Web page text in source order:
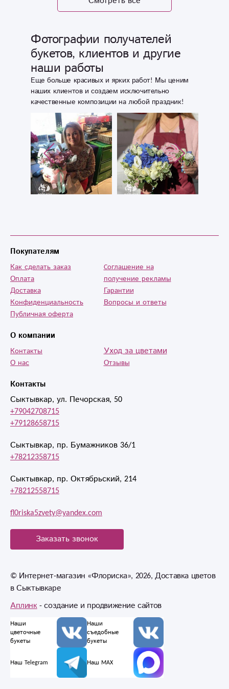
,внезапно умер
?)....Быстро
связались со
мной , оформили
как я просила ,
продукты были
очень свежие
,качественные и
вкусные !
Выглядело все
оочень красиво !
И в слюде сверху
при сегодняшней
все понравилось,
и мне удалось их
как то согреть
Сына.....Доставили
быстро и в срок !
Спасибо вам ,что
оперативность,
качество и
Фотографии получателей
букетов, клиентов и другие
наши работы
Еще больше красивых и ярких работ! Мы ценим
наших клиентов и создаем исключительно
качественные композиции на любой праздник!
Контакты
Сыктывкар, ул. Печорская, 50
+79042708715
+79128658715
Сыктывкар, пр. Бумажников 36/1
+78212358715
Сыктывкар, пр. Октябрьский, 214
+78212558715
fl0riska5zvety@yandex.com
Заказать звонок
Покупателям
Как сделать заказ
Оплата
Доставка
Конфиденциальность
Публичная оферта
Cоглашение на
получение рекламы
Гарантии
Вопросы и ответы
О компании
Контакты
О нас
Уход за цветами
Отзывы
© Интернет-магазин «Флориска», 2026, Доставка цветов
в Сыктывкаре
Аплинк- создание и продвижение сайтов
Наши
цветочные
букеты
Наши
съедобные
букеты
Наш Telegram Наш MAX